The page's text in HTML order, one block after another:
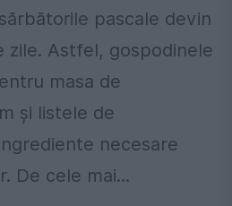
pascale devin
zile. Astfel, gospodinele
masa de
și listele de
necesare
De cele mai...